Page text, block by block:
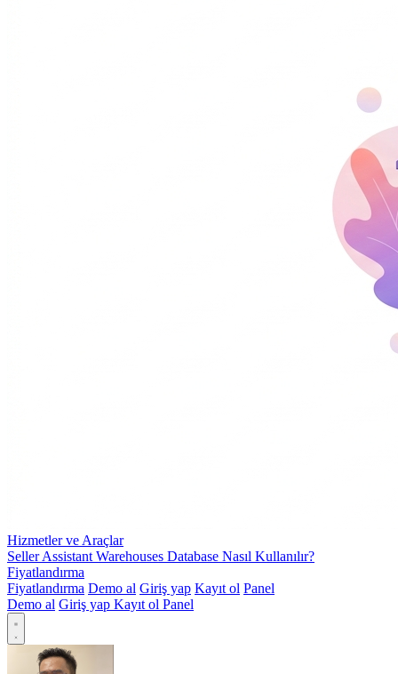
Hizmetler ve Araçlar
Seller Assistant Warehouses Database Nasıl Kullanılır?
Fiyatlandırma
Fiyatlandırma Demo al Giriş yap Kayıt ol Panel
Demo al Giriş yap Kayıt ol Panel